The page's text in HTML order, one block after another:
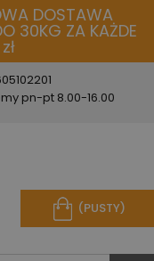
DOSTAWA
30KG ZA KAŻDE
pn-pt 8.00-16.00
(PUSTY)